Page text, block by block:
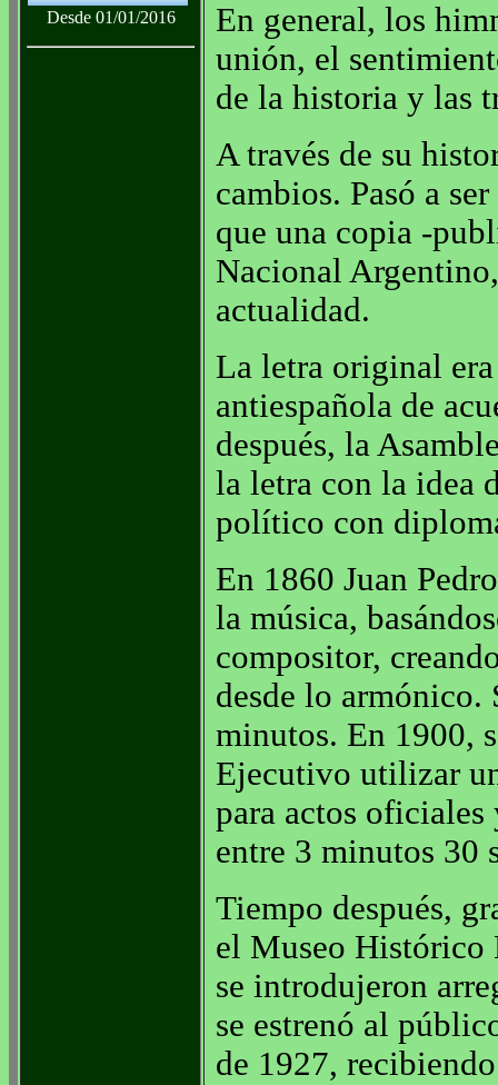
Desde 01/01/2016
En general, los
unión, el
de la historia y las
A través de su
cambios. Pasó a
que una copia -
Nacional
actualidad.
La letra original
antiespañola de
después, la
la letra con la idea
político con
En 1860 Juan
la música,
compositor,
desde lo
minutos. En 1900,
Ejecutivo utilizar
para actos
entre 3 minutos 30
Tiempo después,
el Museo Histórico
se introdujeron
se estrenó al
de 1927,